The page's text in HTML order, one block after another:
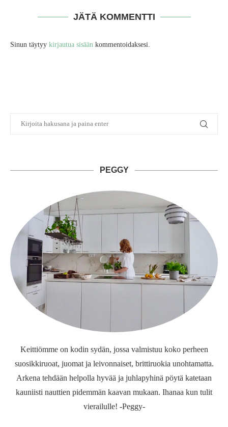
JÄTÄ KOMMENTTI
Sinun täytyy kirjautua sisään kommentoidaksesi.
PEGGY
Keittiömme on kodin sydän, jossa valmistuu koko perheen
suosikkiruoat, juomat ja leivonnaiset, brittiruokia unohtamatta.
Arkena tehdään helpolla hyvää ja juhlapyhinä pöytä katetaan
kauniisti nauttien pidemmän kaavan mukaan. Ihanaa kun tulit
vierailulle! -Peggy-